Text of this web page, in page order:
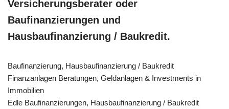
Versicherungsberater oder
Baufinanzierungen und
Hausbaufinanzierung / Baukredit.
Baufinanzierung, Hausbaufinanzierung / Baukredit
Finanzanlagen Beratungen, Geldanlagen & Investments in
Immobilien
Edle Baufinanzierungen, Hausbaufinanzierung / Baukredit